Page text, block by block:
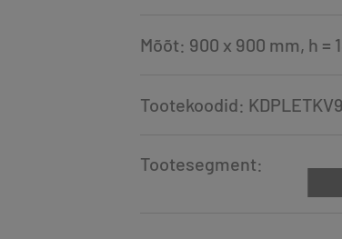
Mõõt: 900 x 900 mm, h =
Tootekoodid:
Tootesegment: